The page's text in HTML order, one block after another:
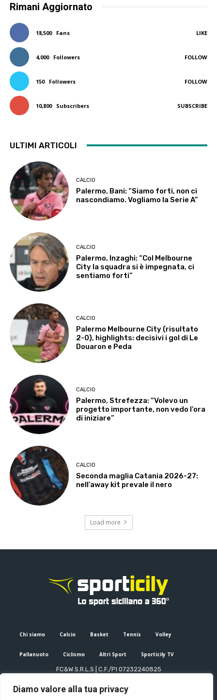
Diamo valore alla tua privacy
Rimani Aggiornato
18,500 Fans LIKE
4,000 Followers FOLLOW
150 Followers FOLLOW
10,800 Subscribers SUBSCRIBE
ULTIMI ARTICOLI
CALCIO
Palermo, Bani: “Siamo forti, non ci
nascondiamo. Vogliamo la Serie A”
CALCIO
Palermo, Inzaghi: “Col Melbourne
City la squadra si è impegnata, ci
sentiamo forti”
CALCIO
Palermo Melbourne City (risultato
2-0), highlights: decisivi i gol di Le
Douaron e Peda
CALCIO
Palermo, Strefezza: “Volevo un
progetto importante, non vedo l’ora
di iniziare”
CALCIO
Seconda maglia Catania 2026-27:
nell’away kit prevale il nero
Load more
Chi siamo Calcio Basket Tennis Volley
Pallanuoto Ciclismo Altri Sport Sporticily TV
FC&W S.R.L.S | C.F./PI 07232240825
Editore e direttore responsabile: Francesco Cammuca | Registro